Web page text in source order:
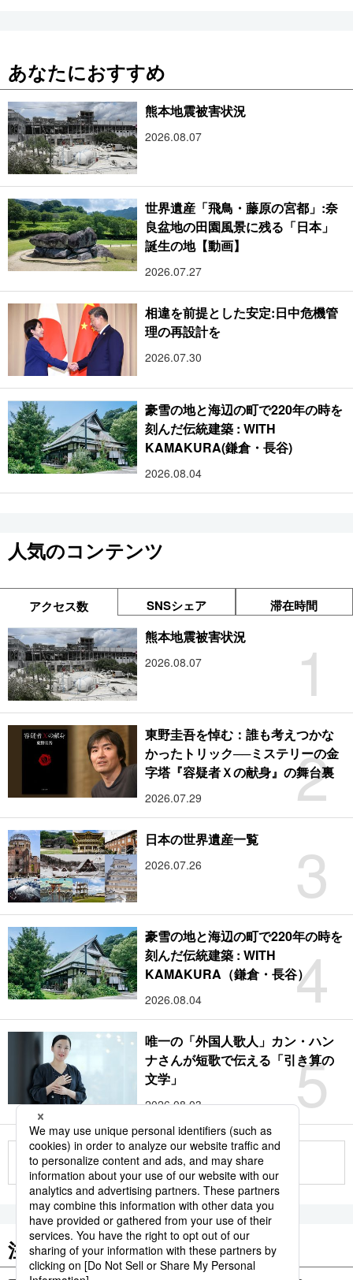
あなたにおすすめ
熊本地震被害状況
2026.08.07
世界遺産「飛鳥・藤原の宮都」:奈
良盆地の田園風景に残る「日本」
誕生の地【動画】
2026.07.27
相違を前提とした安定:日中危機管
理の再設計を
2026.07.30
豪雪の地と海辺の町で220年の時を
刻んだ伝統建築 : WITH
KAMAKURA(鎌倉・長谷)
2026.08.04
人気のコンテンツ
アクセス数 SNSシェア 滞在時間
1
熊本地震被害状況
2026.08.07
2
東野圭吾を悼む：誰も考えつかな
かったトリック──ミステリーの金
字塔『容疑者Ｘの献身』の舞台裏
2026.07.29
3
日本の世界遺産一覧
2026.07.26
4
豪雪の地と海辺の町で220年の時を
刻んだ伝統建築 : WITH
KAMAKURA（鎌倉・長谷）
2026.08.04
5
唯一の「外国人歌人」カン・ハン
ナさんが短歌で伝える「引き算の
文学」
2026.08.03
もっと見る
注目のキーワード